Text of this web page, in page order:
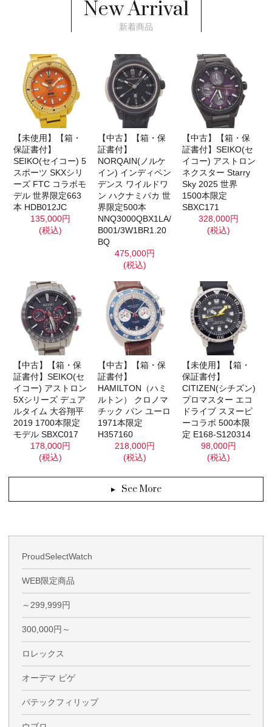
New Arrival
新着商品
【未使用】【箱・
保証書付】
SEIKO(セイコー) 5
スポーツ SKXシリ
ーズ FTC コラボモ
デル 世界限定663
本 HDB012JC
135,000円
(税込)
【中古】【箱・保
証書付】
NORQAIN(ノルケ
イン) インディペン
デンス ワイルドワ
ン ハクナミパカ 世
界限定500本
NNQ3000QBX1LA/
B001/3W1BR1.20
BQ
475,000円
(税込)
【中古】【箱・保
証書付】SEIKO(セ
イコー) アストロン
ネクスター Starry
Sky 2025 世界
1500本限定
SBXC171
328,000円
(税込)
【中古】【箱・保
証書付】SEIKO(セ
イコー) アストロン
5Xシリーズ デュア
ルタイム 大谷翔平
2019 1700本限定
モデル SBXC017
178,000円
(税込)
【中古】【箱・保
証書付】
HAMILTON（ハミ
ルトン） クロノマ
チック パン ユーロ
1971本限定
H357160
218,000円
(税込)
【未使用】【箱・
保証書付】
CITIZEN(シチズン)
プロマスター エコ
ドライブ スヌーピ
ーコラボ 500本限
定 E168-S120314
98,000円
(税込)
See More
ProudSelectWatch
WEB限定商品
～299,999円
300,000円～
ロレックス
オーデマ ピゲ
パテックフィリップ